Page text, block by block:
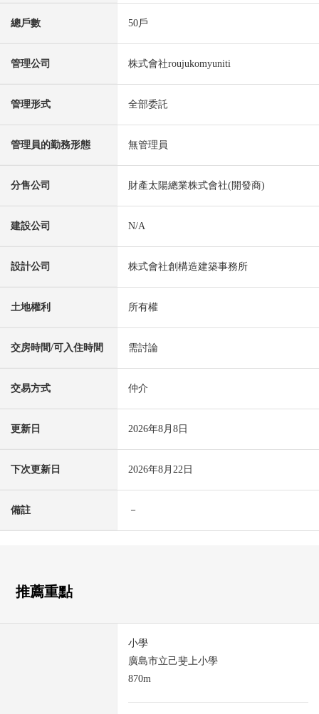
總戶數 50戶
管理公司 株式會社roujukomyuniti
管理形式 全部委託
管理員的勤務形態 無管理員
分售公司 財產太陽總業株式會社(開發商)
建設公司 N/A
設計公司 株式會社創構造建築事務所
土地權利 所有權
交房時間/可入住時間 需討論
交易方式 仲介
更新日 2026年8月8日
下次更新日 2026年8月22日
備註 －
推薦重點
小學
廣島市立己斐上小學
870m